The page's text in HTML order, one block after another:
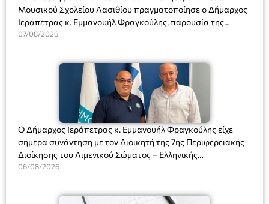
Μουσικού Σχολείου Λασιθίου πραγματοποίησε ο Δήμαρχος
Ιεράπετρας κ. Εμμανουήλ Φραγκούλης, παρουσία της
Διευθύντριας του σχολείου κας Μαριάννας Χαΐτα.
07/08/2026
Ο Δήμαρχος Ιεράπετρας κ. Εμμανουήλ Φραγκούλης είχε
σήμερα συνάντηση με τον Διοικητή της 7ης Περιφερειακής
Διοίκησης του Λιμενικού Σώματος – Ελληνικής
Ακτοφυλακής (Λ.Σ.-ΕΛ.ΑΚΤ.), Αρχιπλοίαρχο Λ.Σ. κ. Ιωάννη
06/08/2026